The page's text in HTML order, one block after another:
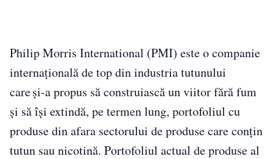
Philip Morris International (PMI) este o companie
internațională de top din industria tutunului
care și-a propus să construiască un viitor fără fum
și să își extindă, pe termen lung, portofoliul cu
produse din afara sectorului de produse care conțin
tutun sau nicotină. Portofoliul actual de produse al